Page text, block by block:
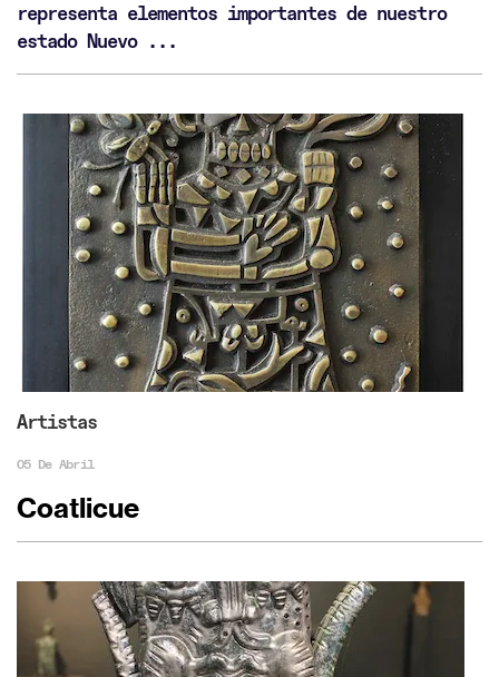
representa elementos importantes de nuestro
estado Nuevo ...
Artistas
05 De Abril
Coatlicue